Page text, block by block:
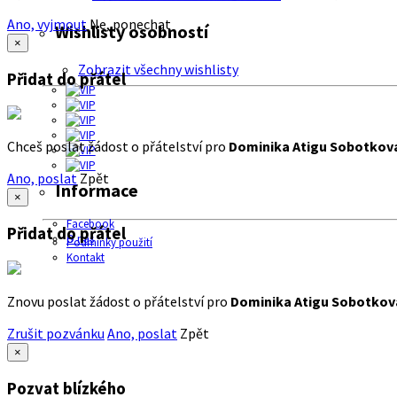
Wishlisty osobností
Zobrazit všechny wishlisty
Informace
Facebook
O nás
Podmínky použití
Kontakt
Ano, vyjmout Ne, ponechat
×
Přidat do přátel
Chceš poslat žádost o přátelství pro Dominika Atigu
Ano, poslat Zpět
×
Přidat do přátel
Znovu poslat žádost o přátelství pro Dominika Atigu
Zrušit pozvánku Ano, poslat Zpět
×
Pozvat blízkého